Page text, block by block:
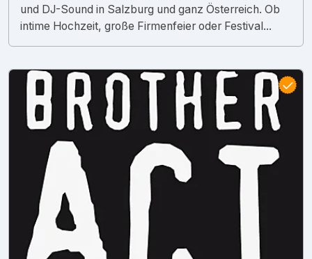
und DJ-Sound in Salzburg und ganz Österreich. Ob
intime Hochzeit, große Firmenfeier oder Festival...